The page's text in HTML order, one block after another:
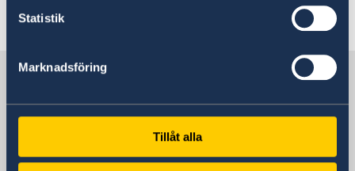
Statistik
Marknadsföring
Tillåt alla
Sweden in Tanzania
Visiting address